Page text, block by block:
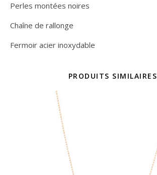
Perles montées noires
Chaîne de rallonge
Fermoir acier inoxydable
PRODUITS SIMILAIRES